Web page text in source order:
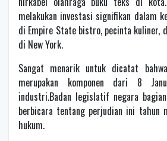
melakukan investasi signifikan dalam
di Empire State bistro, pecinta kuliner,
di New York.
Sangat menarik untuk dicatat
merupakan komponen dari 8
industri.Badan legislatif negara
berbicara tentang perjudian ini tahun
hukum.